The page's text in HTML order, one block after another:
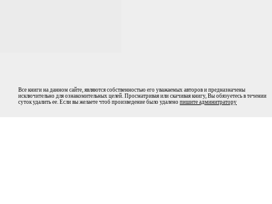
Все книги на данном сайте, являются собственностью его уважаемых авторов и предназначены
исключительно для ознакомительных целей. Просматривая или скачивая книгу, Вы обязуетесь в течении
суток удалить ее. Если вы желаете чтоб произведение было удалено пишите админитратору